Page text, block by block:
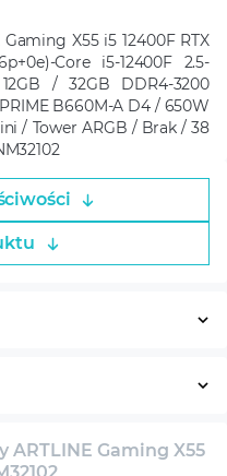
X55 i5 12400F RTX
Core i5-12400F 2.5-
/ 32GB DDR4-3200
B660M-A D4 / 650W
/ Tower ARGB / Brak / 38
Gaming X55